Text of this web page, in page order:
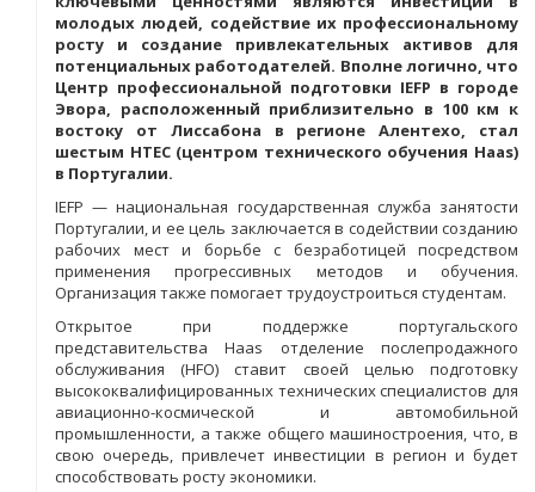
молодых людей, содействие их профессиональному
росту и создание привлекательных активов для
потенциальных работодателей. Вполне логично, что
Центр профессиональной подготовки IEFP в городе
Эвора, расположенный приблизительно в 100 км к
востоку от Лиссабона в регионе Алентехо, стал
шестым HTEC (центром технического обучения Haas)
в Португалии.
IEFP — национальная государственная служба занятости
Португалии, и ее цель заключается в содействии созданию
рабочих мест и борьбе с безработицей посредством
применения прогрессивных методов и обучения.
Организация также помогает трудоустроиться студентам.
Открытое при поддержке португальского
представительства Haas отделение послепродажного
обслуживания (HFO) ставит своей целью подготовку
высококвалифицированных технических специалистов для
авиационно-космической и автомобильной
промышленности, а также общего машиностроения, что, в
свою очередь, привлечет инвестиции в регион и будет
способствовать росту экономики.